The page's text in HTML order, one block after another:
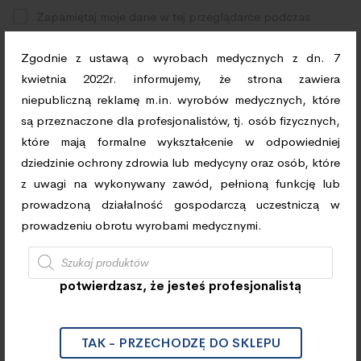
Zgodnie z ustawą o wyrobach medycznych z dn. 7
kwietnia 2022r. informujemy, że strona zawiera
niepubliczną reklamę m.in. wyrobów medycznych, które
są przeznaczone dla profesjonalistów, tj. osób fizycznych,
które mają formalne wykształcenie w odpowiedniej
dziedzinie ochrony zdrowia lub medycyny oraz osób, które
z uwagi na wykonywany zawód, pełnioną funkcję lub
prowadzoną działalność gospodarczą uczestniczą w
prowadzeniu obrotu wyrobami medycznymi.
Klikając na pole "Tak - przechodzę do sklepu"
potwierdzasz, że jesteś profesjonalistą
TAK - PRZECHODZĘ DO SKLEPU
Szukaj